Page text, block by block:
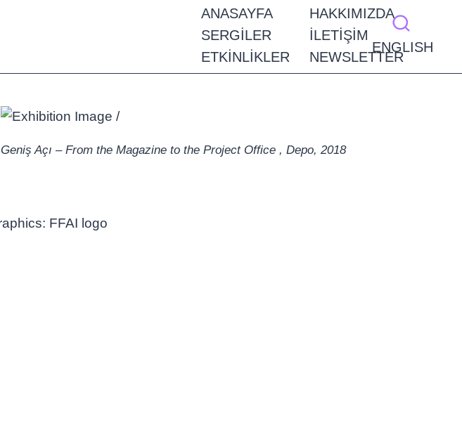
ANASAYFA
SERGILER
ETKINLIKLER
HAKKIMIZDA
İLETIŞIM
NEWSLETTER
ENGLISH
Geniş Açı – From the Magazine to the Project Office , Depo, 2018